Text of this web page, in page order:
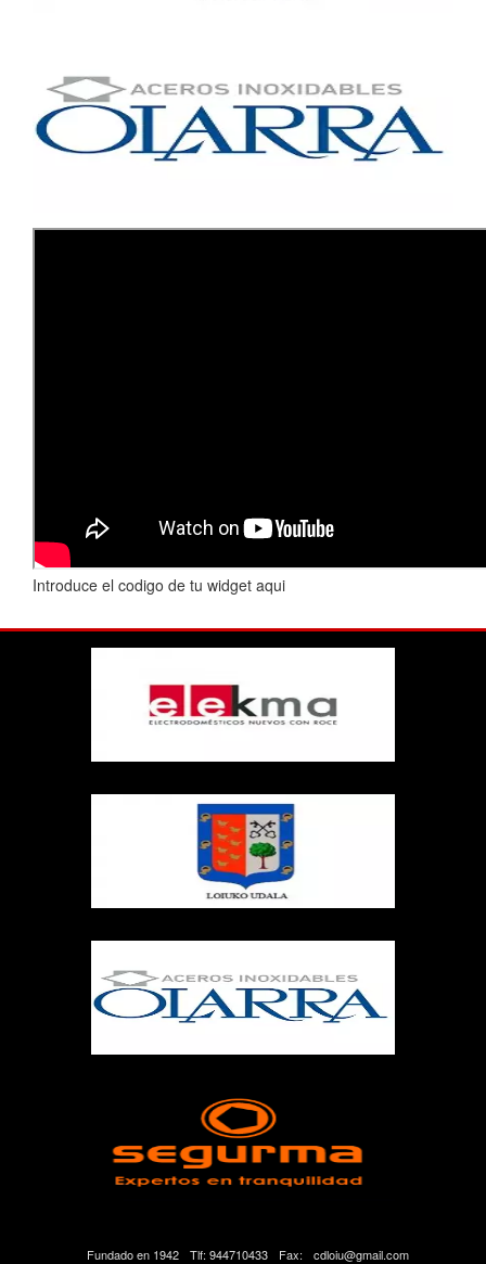
Introduce el codigo de tu widget aqui
Fundado en 1942 Tlf: 944710433 Fax: cdloiu@gmail.com